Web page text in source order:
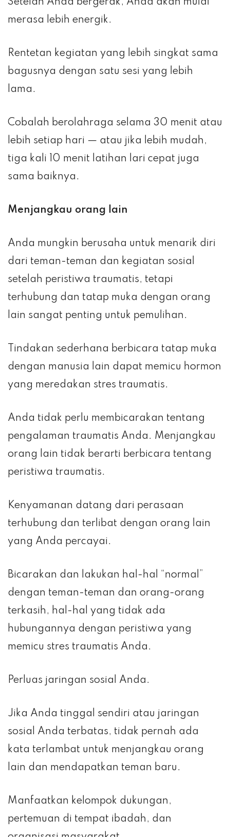
Setelah Anda bergerak, Anda akan mulai
merasa lebih energik.
Rentetan kegiatan yang lebih singkat sama
bagusnya dengan satu sesi yang lebih
lama.
Cobalah berolahraga selama 30 menit atau
lebih setiap hari — atau jika lebih mudah,
tiga kali 10 menit latihan lari cepat juga
sama baiknya.
Menjangkau orang lain
Anda mungkin berusaha untuk menarik diri
dari teman-teman dan kegiatan sosial
setelah peristiwa traumatis, tetapi
terhubung dan tatap muka dengan orang
lain sangat penting untuk pemulihan.
Tindakan sederhana berbicara tatap muka
dengan manusia lain dapat memicu hormon
yang meredakan stres traumatis.
Anda tidak perlu membicarakan tentang
pengalaman traumatis Anda. Menjangkau
orang lain tidak berarti berbicara tentang
peristiwa traumatis.
Kenyamanan datang dari perasaan
terhubung dan terlibat dengan orang lain
yang Anda percayai.
Bicarakan dan lakukan hal-hal “normal”
dengan teman-teman dan orang-orang
terkasih, hal-hal yang tidak ada
hubungannya dengan peristiwa yang
memicu stres traumatis Anda.
Perluas jaringan sosial Anda.
Jika Anda tinggal sendiri atau jaringan
sosial Anda terbatas, tidak pernah ada
kata terlambat untuk menjangkau orang
lain dan mendapatkan teman baru.
Manfaatkan kelompok dukungan,
pertemuan di tempat ibadah, dan